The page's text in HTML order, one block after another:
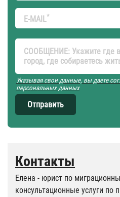
E-MAIL*
СООБЩЕНИЕ: Укажите где
город, где собираетесь
Указывая свои данные, вы даете
персональных данных
Отправить
Контакты
Елена - юрист по
консультационные услуги по